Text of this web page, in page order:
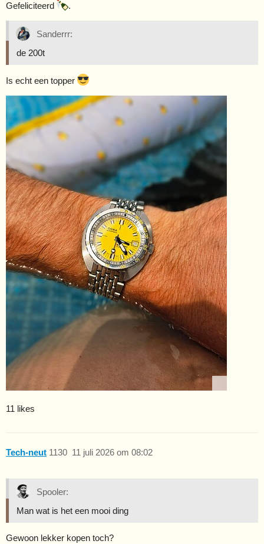
Gefeliciteerd .
Sanderrr:
de 200t
Is echt een topper
11 likes
Tech-neut 11 juli 2026 om 08:02
1130
Spooler:
Man wat is het een mooi ding
Gewoon lekker kopen toch?